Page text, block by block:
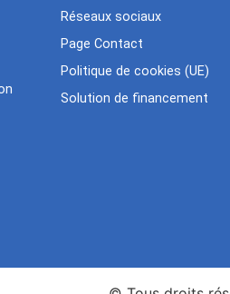
Réseaux sociaux
Page Contact
Politique de cookies (UE)
Solution de financement